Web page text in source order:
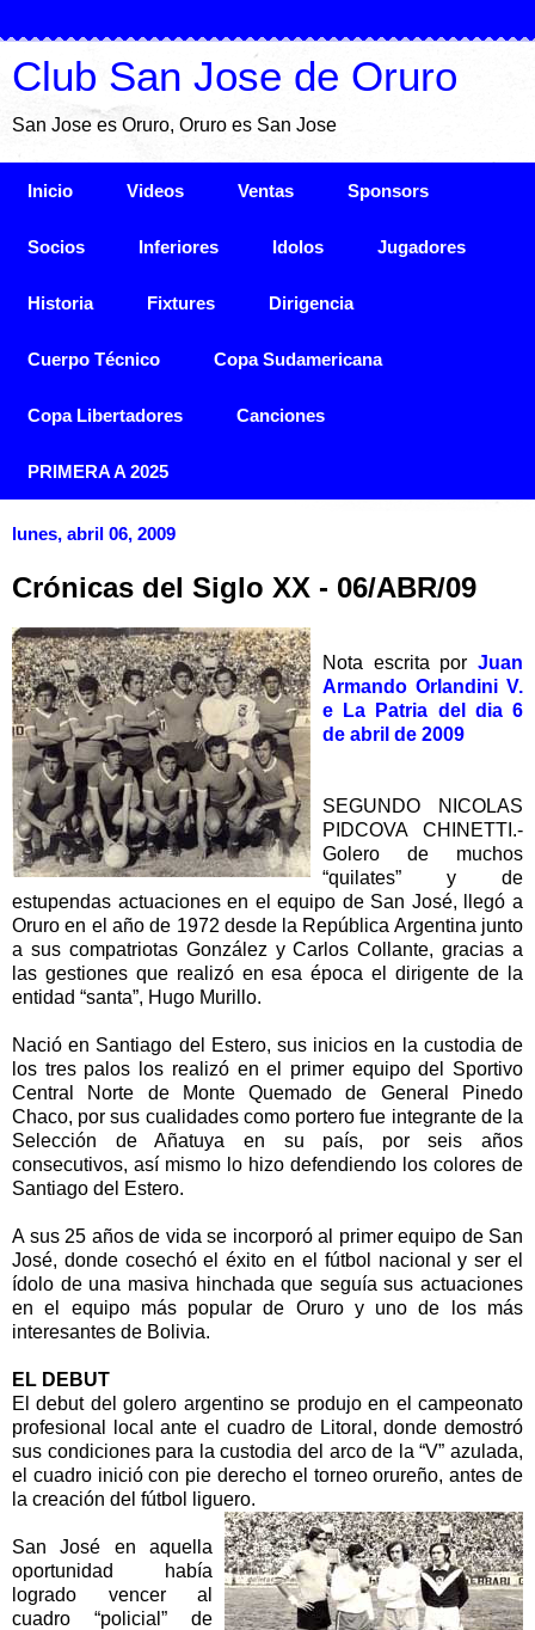
Club San Jose de Oruro
San Jose es Oruro, Oruro es San Jose
Inicio Videos Ventas Sponsors
Socios Inferiores Idolos Jugadores
Historia Fixtures Dirigencia
Cuerpo Técnico Copa Sudamericana
Copa Libertadores Canciones
PRIMERA A 2025
lunes, abril 06, 2009
Crónicas del Siglo XX - 06/ABR/09
Nota escrita por Juan
Armando Orlandini V.
e La Patria del dia 6
de abril de 2009
SEGUNDO NICOLAS
PIDCOVA CHINETTI.-
Golero de muchos
“quilates” y de
estupendas actuaciones en el equipo de San José, llegó a
Oruro en el año de 1972 desde la República Argentina junto
a sus compatriotas González y Carlos Collante, gracias a
las gestiones que realizó en esa época el dirigente de la
entidad “santa”, Hugo Murillo.
Nació en Santiago del Estero, sus inicios en la custodia de
los tres palos los realizó en el primer equipo del Sportivo
Central Norte de Monte Quemado de General Pinedo
Chaco, por sus cualidades como portero fue integrante de la
Selección de Añatuya en su país, por seis años
consecutivos, así mismo lo hizo defendiendo los colores de
Santiago del Estero.
A sus 25 años de vida se incorporó al primer equipo de San
José, donde cosechó el éxito en el fútbol nacional y ser el
ídolo de una masiva hinchada que seguía sus actuaciones
en el equipo más popular de Oruro y uno de los más
interesantes de Bolivia.
EL DEBUT
El debut del golero argentino se produjo en el campeonato
profesional local ante el cuadro de Litoral, donde demostró
sus condiciones para la custodia del arco de la “V” azulada,
el cuadro inició con pie derecho el torneo orureño, antes de
la creación del fútbol liguero.
San José en aquella
oportunidad había
logrado vencer al
cuadro “policial” de